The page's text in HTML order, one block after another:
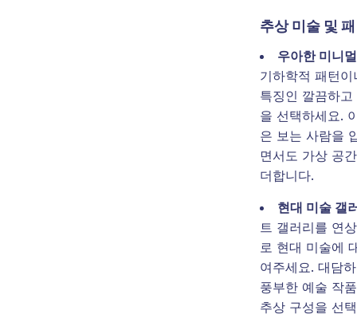
추상 미술 및
우아한 미니
기하학적 패턴
특징인 깔끔하
을 선택하세요.
은 보는 사람을
면서도 가상 공
더합니다.
현대 미술 갤
트 갤러리를 연
로 현대 미술에
여주세요. 대담
풍부한 예술 작
추상 구성을 선